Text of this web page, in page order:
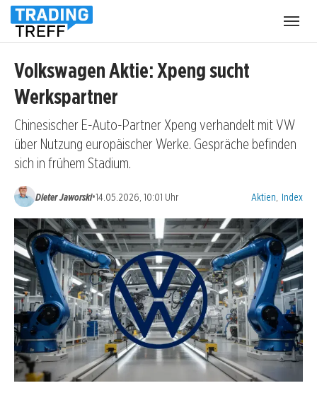
Volkswagen Aktie: Xpeng sucht
Werkspartner
Chinesischer E-Auto-Partner Xpeng verhandelt mit VW
über Nutzung europäischer Werke. Gespräche befinden
sich in frühem Stadium.
Dieter Jaworski•14.05.2026, 10:01 Uhr Kategorien:
Aktien Index